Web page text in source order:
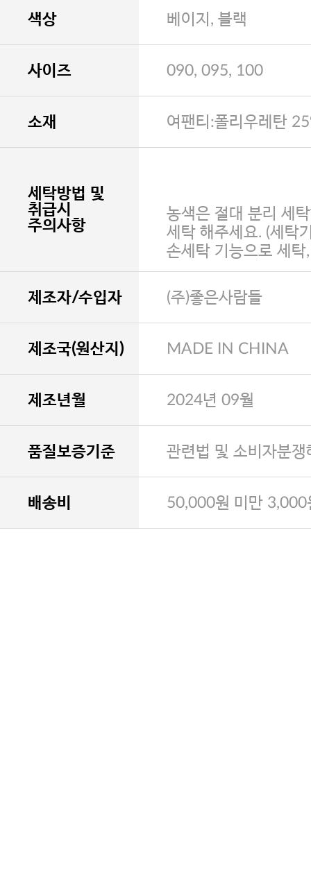
색상 베이지, 블랙
사이즈 090, 095, 100
소재 여팬티:폴리우레탄
세탁방법 및
취급시
주의사항
농색은 절대 분리 세
세탁 해주세요. (세탁
손세탁 기능으로 세탁
제조자/수입자 (주)좋은사람들
제조국(원산지) MADE IN CHINA
제조년월 2024년 09월
품질보증기준 관련법 및 소비자분
배송비 50,000원 미만 3,000